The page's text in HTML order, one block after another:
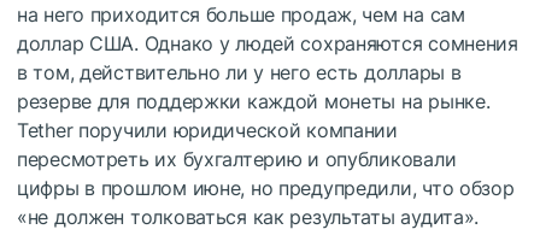
на него приходится больше продаж, чем на сам
доллар США. Однако у людей сохраняются сомнения
в том, действительно ли у него есть доллары в
резерве для поддержки каждой монеты на рынке.
Tether поручили юридической компании
пересмотреть их бухгалтерию и опубликовали
цифры в прошлом июне, но предупредили, что обзор
«не должен толковаться как результаты аудита».